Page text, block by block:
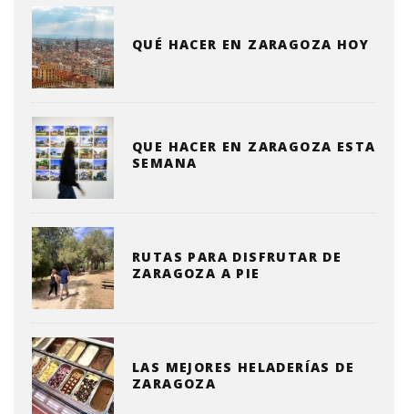
QUÉ HACER EN ZARAGOZA HOY
QUE HACER EN ZARAGOZA ESTA
SEMANA
RUTAS PARA DISFRUTAR DE
ZARAGOZA A PIE
LAS MEJORES HELADERÍAS DE
ZARAGOZA